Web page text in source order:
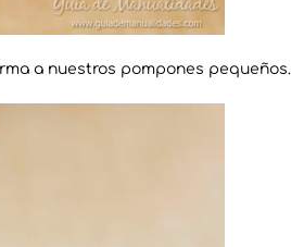
a nuestros pompones pequeños.